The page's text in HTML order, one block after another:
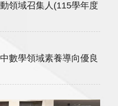
領域召集人(115學年度
數學領域素養導向優良